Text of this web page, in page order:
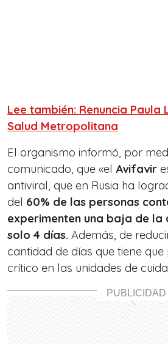
Lee también: Renuncia Paula
Salud Metropolitana
El organismo informó, por
comunicado, que «el Avifavir
antiviral, que en Rusia ha
del 60% de las personas
experimenten una baja de la
solo 4 días. Además, de
cantidad de días que tiene
crítico en las unidades de